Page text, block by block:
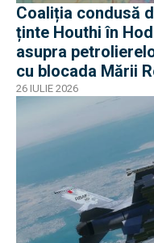
Coaliția condusă
ținte Houthi în
asupra
cu blocada Mării
26 IULIE 2026